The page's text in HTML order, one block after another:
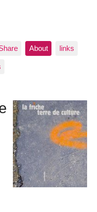
About links